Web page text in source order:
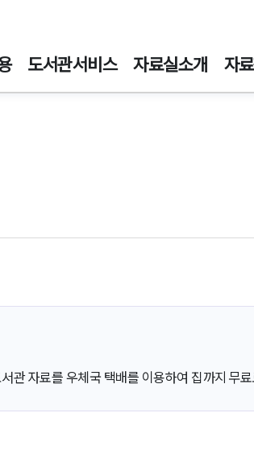
도서관서비스 자료실소개 자
관 자료를 우체국 택배를 이용하여 집까지 무